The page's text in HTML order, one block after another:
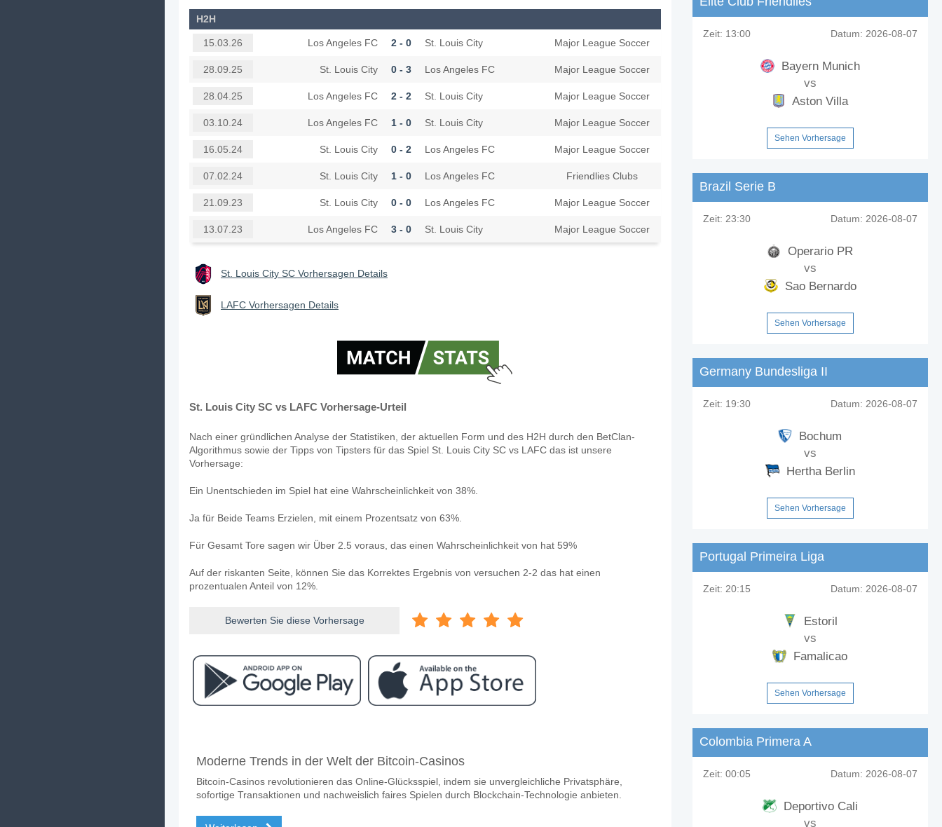
H2H
15.03.26 Los Angeles FC 2 - 0 St. Louis City Major League Soccer
28.09.25 St. Louis City 0 - 3 Los Angeles FC Major League Soccer
28.04.25 Los Angeles FC 2 - 2 St. Louis City Major League Soccer
03.10.24 Los Angeles FC 1 - 0 St. Louis City Major League Soccer
16.05.24 St. Louis City 0 - 2 Los Angeles FC Major League Soccer
07.02.24 St. Louis City 1 - 0 Los Angeles FC Friendlies Clubs
21.09.23 St. Louis City 0 - 0 Los Angeles FC Major League Soccer
13.07.23 Los Angeles FC 3 - 0 St. Louis City Major League Soccer
St. Louis City SC Vorhersagen Details
LAFC Vorhersagen Details
St. Louis City SC vs LAFC Vorhersage-Urteil
Nach einer gründlichen Analyse der Statistiken, der aktuellen Form und des H2H durch den BetClan-
Algorithmus sowie der Tipps von Tipsters für das Spiel St. Louis City SC vs LAFC das ist unsere
Vorhersage:
Ein Unentschieden im Spiel hat eine Wahrscheinlichkeit von 38%.
Ja für Beide Teams Erzielen, mit einem Prozentsatz von 63%.
Für Gesamt Tore sagen wir Über 2.5 voraus, das einen Wahrscheinlichkeit von hat 59%
Auf der riskanten Seite, können Sie das Korrektes Ergebnis von versuchen 2-2 das hat einen
prozentualen Anteil von 12%.
Bewerten Sie diese Vorhersage
Das Spiel zwischen St. Louis City SC v LAFC 14 May 2026 01:30.
Wer ist das Lieblingsteam, zwischen dem zu gewinnen ist St. Louis City SC v LAFC?
Moderne Trends in der Welt der Bitcoin-Casinos
Bitcoin-Casinos revolutionieren das Online-Glücksspiel, indem sie unvergleichliche Privatsphäre,
sofortige Transaktionen und nachweislich faires Spielen durch Blockchain-Technologie anbieten.
Zeit: 13:00 Datum: 2026-08-07
Bayern Munich
vs
Aston Villa
Sehen Vorhersage
Brazil Serie B
Zeit: 23:30 Datum: 2026-08-07
Operario PR
vs
Sao Bernardo
Sehen Vorhersage
Germany Bundesliga II
Zeit: 19:30 Datum: 2026-08-07
Bochum
vs
Hertha Berlin
Sehen Vorhersage
Portugal Primeira Liga
Zeit: 20:15 Datum: 2026-08-07
Estoril
vs
Famalicao
Sehen Vorhersage
Colombia Primera A
Zeit: 00:05 Datum: 2026-08-07
Deportivo Cali
vs